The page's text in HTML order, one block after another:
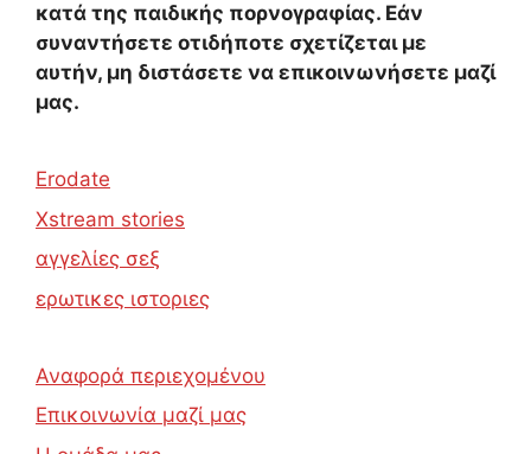
κατά της παιδικής πορνογραφίας. Εάν
συναντήσετε οτιδήποτε σχετίζεται με
αυτήν, μη διστάσετε να επικοινωνήσετε μαζί
μας.
Erodate
Xstream stories
αγγελίες σεξ
ερωτικες ιστοριες
Αναφορά περιεχομένου
Επικοινωνία μαζί μας